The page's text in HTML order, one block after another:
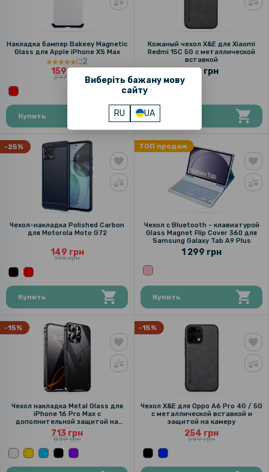
Виберіть бажану мову
сайту
RU UA
Накладка бампер Bakeey Magnetic
Glass для Apple iPhone XS Max
2
159 грн
297 грн
Купить
Кожаный чехол X&E для Xiaomi
Redmi 15C 5G с металлической
вставкой
329 грн
Купить
-25%
Чехол-накладка Polished Carbon
для Motorola Moto G72
149 грн
199 грн
Купить
ТОП продаж
Чехол с Bluetooth - клавиатурой
Glass Magnet Flip Cover 360 для
Samsung Galaxy Tab A9 Plus
1 299 грн
Купить
-15%
Чехол накладка Metal Glass для
iPhone 16 Pro Max с
дополнительной защитой на
камеру
713 грн
839 грн
-15%
Чехол X&E для Oppo A6 Pro 4G / 5G
с металлической вставкой и
защитой на камеру
254 грн
299 грн